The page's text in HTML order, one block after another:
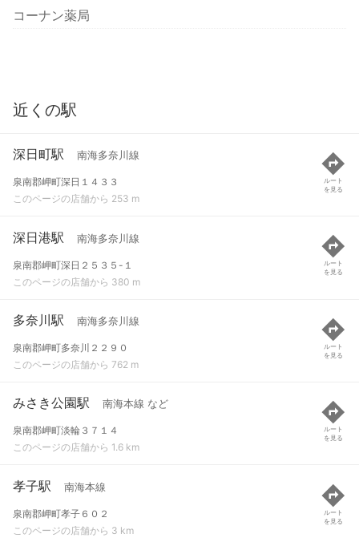
コーナン薬局
近くの駅
深日町駅 南海多奈川線
泉南郡岬町深日１４３３
このページの店舗から 253 m
ルート
を見る
深日港駅 南海多奈川線
泉南郡岬町深日２５３５-１
このページの店舗から 380 m
ルート
を見る
多奈川駅 南海多奈川線
泉南郡岬町多奈川２２９０
このページの店舗から 762 m
ルート
を見る
みさき公園駅 南海本線 など
泉南郡岬町淡輪３７１４
このページの店舗から 1.6 km
ルート
を見る
孝子駅 南海本線
泉南郡岬町孝子６０２
このページの店舗から 3 km
ルート
を見る